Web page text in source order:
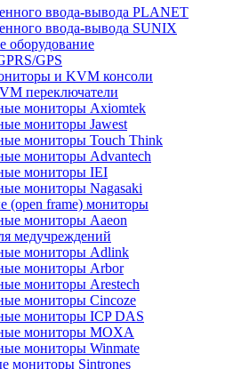
ввода-вывода PLANET
ввода-вывода SUNIX
оборудование
GPS
и KVM консоли
переключатели
мониторы Axiomtek
мониторы Jawest
мониторы Touch Think
мониторы Advantech
мониторы IEI
мониторы Nagasaki
(open frame) мониторы
мониторы Aaeon
медучреждений
мониторы Adlink
мониторы Arbor
мониторы Arestech
мониторы Cincoze
мониторы ICP DAS
мониторы MOXA
мониторы Winmate
мониторы Sintrones